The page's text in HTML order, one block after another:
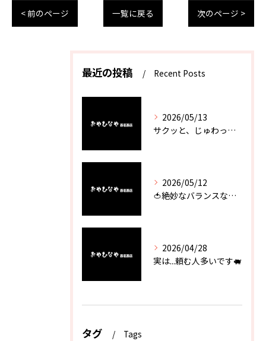
< 前のページ 一覧に戻る 次のページ >
最近の投稿 Recent Posts
2026/05/13
サクッと、じゅわっと。瀬戸内が香るカキフライ
2026/05/12
🍅絶妙なバランスなのに最高な一品🥗
2026/04/28
実は...頼む人多いです🐖
タグ Tags